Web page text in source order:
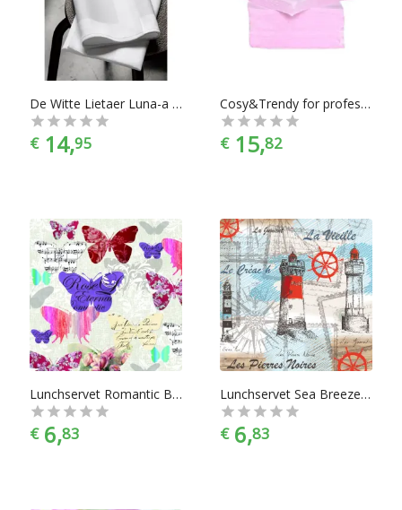
veel meer vind je altijd het product dat bij jou past. En met
ook nog eens de juiste kleurselectie vind je de kleur die het
beste bij jouw keukeninrichting past. Of dat nou beige, blauw,
geel, grijs, rood, roze, wit of zwart is.
De Witte Lietaer Luna-a Servet 51 x 51 cm, per 4 - damast/wit
€ 14,95
Cosy&Trendy for professionals Servet - 25 cm - Papier - Roze - set-40
€ 15,82
Lunchservet Romantic Butterflies
€ 6,83
Lunchservet Sea Breeze pakje 20 stuks
€ 6,83